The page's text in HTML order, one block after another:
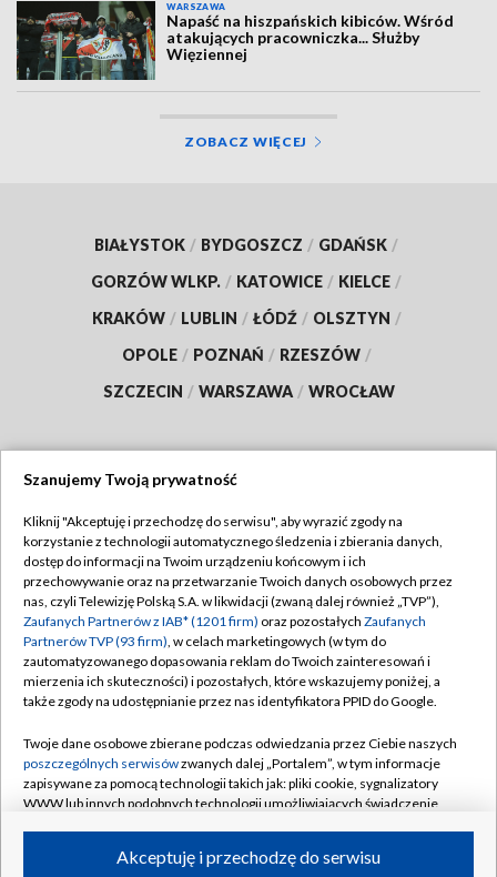
WARSZAWA
Napaść na hiszpańskich kibiców. Wśród
atakujących pracowniczka... Służby
Więziennej
ZOBACZ WIĘCEJ
BIAŁYSTOK / BYDGOSZCZ / GDAŃSK /
GORZÓW WLKP. / KATOWICE / KIELCE /
KRAKÓW / LUBLIN / ŁÓDŹ / OLSZTYN /
OPOLE / POZNAŃ / RZESZÓW /
SZCZECIN / WARSZAWA / WROCŁAW
TVP
Abonament TVP
Emisja w TVP
Centrum informacji TVP
Naziemna Telewizja Cyfrowa
Rada Programowa
System NOS
Informacje o nadawcy
Program dla prasy
Regulamin TVP
Polityka prywatności
Moje zgody
Pomoc
Kontakt
Kanały
Szanujemy Twoją prywatność
Kliknij "Akceptuję i przechodzę do serwisu", aby wyrazić zgody na
korzystanie z technologii automatycznego śledzenia i zbierania danych,
dostęp do informacji na Twoim urządzeniu końcowym i ich
przechowywanie oraz na przetwarzanie Twoich danych osobowych przez
nas, czyli Telewizję Polską S.A. w likwidacji (zwaną dalej również „TVP”),
Zaufanych Partnerów z IAB* (1201 firm) oraz pozostałych Zaufanych
Partnerów TVP (93 firm), w celach marketingowych (w tym do
zautomatyzowanego dopasowania reklam do Twoich zainteresowań i
mierzenia ich skuteczności) i pozostałych, które wskazujemy poniżej, a
także zgody na udostępnianie przez nas identyfikatora PPID do Google.
Twoje dane osobowe zbierane podczas odwiedzania przez Ciebie naszych
poszczególnych serwisówzwanych dalej „Portalem”, w tym informacje
zapisywane za pomocą technologii takich jak: pliki cookie, sygnalizatory
WWW lub innych podobnych technologii umożliwiających świadczenie
ruchu w Internecie.Akceptuję i przechodzę do serwisu